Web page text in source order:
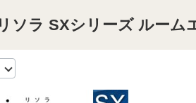
ソラ SXシリーズ ルーム